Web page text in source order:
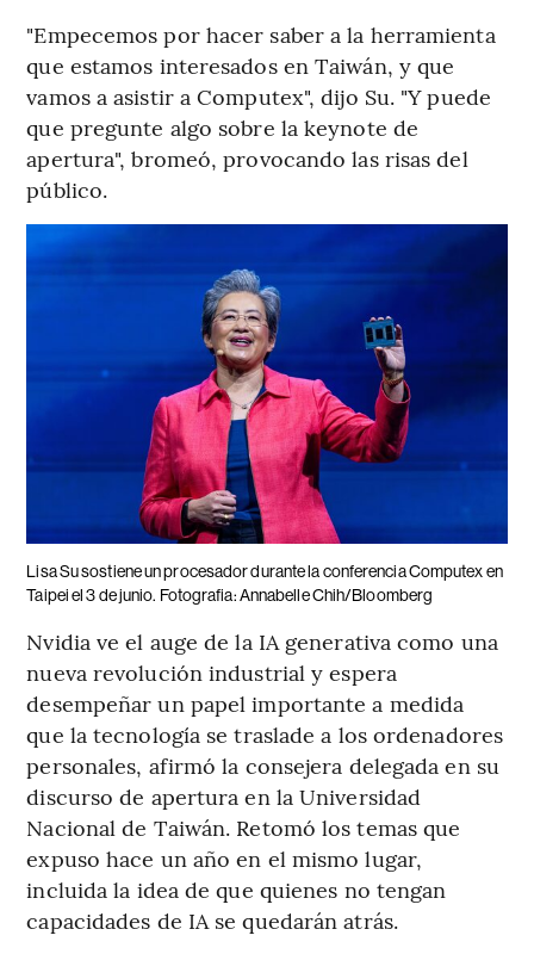
"Empecemos por hacer saber a la herramienta
que estamos interesados en Taiwán, y que
vamos a asistir a Computex", dijo Su. "Y puede
que pregunte algo sobre la keynote de
apertura", bromeó, provocando las risas del
público.
Lisa Su sostiene un procesador durante la conferencia Computex en
Taipei el 3 de junio. Fotografia: Annabelle Chih/Bloomberg
Nvidia ve el auge de la IA generativa como una
nueva revolución industrial y espera
desempeñar un papel importante a medida
que la tecnología se traslade a los ordenadores
personales, afirmó la consejera delegada en su
discurso de apertura en la Universidad
Nacional de Taiwán. Retomó los temas que
expuso hace un año en el mismo lugar,
incluida la idea de que quienes no tengan
capacidades de IA se quedarán atrás.